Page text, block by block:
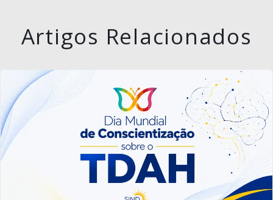
Artigos Relacionados